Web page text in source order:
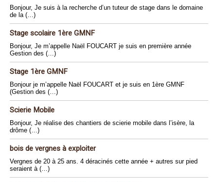
Bonjour, Je suis à la recherche d’un tuteur de stage dans le domaine
de la (…)
Stage scolaire 1ère GMNF
Bonjour, Je m’appelle Naël FOUCART je suis en première année
Gestion des (…)
Stage 1ère GMNF
Bonjour je m’appelle Naël FOUCART et je suis en 1ère GMNF
(Gestion des (…)
Scierie Mobile
Bonjour, Je réalise des chantiers de scierie mobile dans l’isère, la
drôme (…)
bois de vergnes à exploiter
Vergnes de 20 à 25 ans. 4 déracinés cette année + autres sur pied
seraient à (…)